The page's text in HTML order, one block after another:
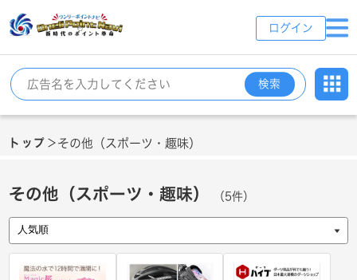
ログイン
検索
トップ ＞ その他（スポーツ・趣味）
その他（スポーツ・趣味） （5件）